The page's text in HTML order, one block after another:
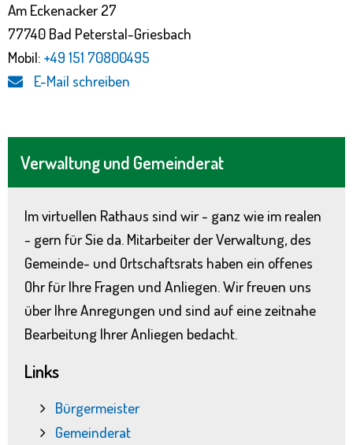
Verwaltung und Gemeinderat
Im virtuellen Rathaus sind wir - ganz wie im realen
- gern für Sie da. Mitarbeiter der Verwaltung, des
Gemeinde- und Ortschaftsrats haben ein offenes
Ohr für Ihre Fragen und Anliegen. Wir freuen uns
über Ihre Anregungen und sind auf eine zeitnahe
Bearbeitung Ihrer Anliegen bedacht.
Links
Bürgermeister
Gemeinderat
Am Eckenacker 27
77740 Bad Peterstal-Griesbach
Mobil: +49 151 70800495
E-Mail schreiben